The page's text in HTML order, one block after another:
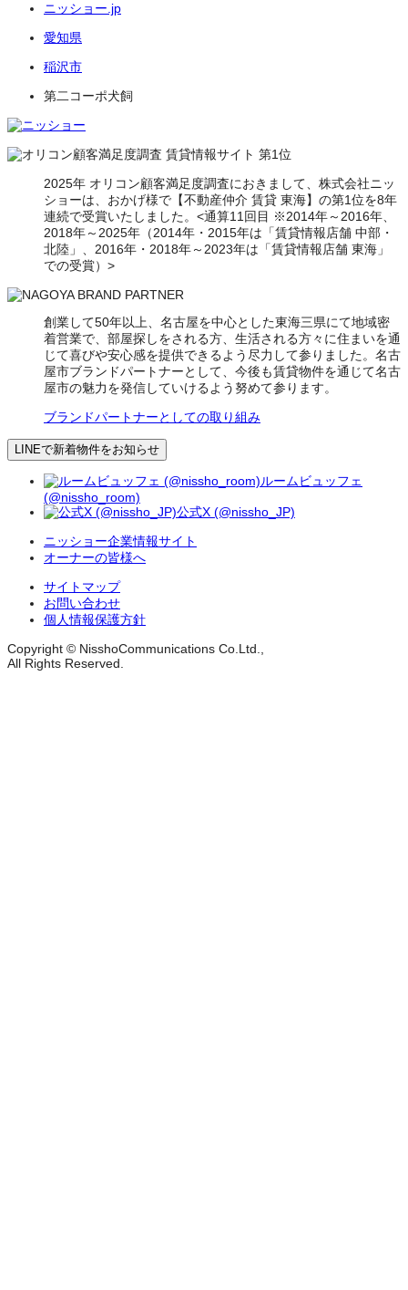
ニッショー.jp
愛知県
稲沢市
第二コーポ犬飼
2025年 オリコン顧客満足度調査におきまして、株式会社ニッ
ショーは、おかげ様で【不動産仲介 賃貸 東海】の第1位を8年
連続で受賞いたしました。<通算11回目 ※2014年～2016年、
2018年～2025年（2014年・2015年は「賃貸情報店舗 中部・
北陸」、2016年・2018年～2023年は「賃貸情報店舗 東海」
での受賞）>
創業して50年以上、名古屋を中心とした東海三県にて地域密
着営業で、部屋探しをされる方、生活される方々に住まいを通
じて喜びや安心感を提供できるよう尽力して参りました。名古
屋市ブランドパートナーとして、今後も賃貸物件を通じて名古
屋市の魅力を発信していけるよう努めて参ります。
ブランドパートナーとしての取り組み
LINEで新着物件をお知らせ
ルームビュッフェ
(@nissho_room)
公式X (@nissho_JP)
ニッショー企業情報サイト
オーナーの皆様へ
サイトマップ
お問い合わせ
個人情報保護方針
Copyright © NisshoCommunications Co.Ltd.,
All Rights Reserved.